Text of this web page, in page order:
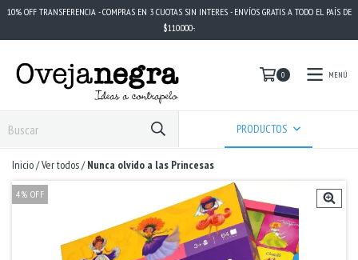
10% OFF TRANSFERENCIA - COMPRAS EN 3 CUOTAS SIN INTERES - ENVÍOS GRATIS A TODO EL PAÍS DE
$110.000-.
0 MENÚ
PRODUCTOS
Inicio/Ver todos/ Nunca olvido a las Princesas
4% OFF